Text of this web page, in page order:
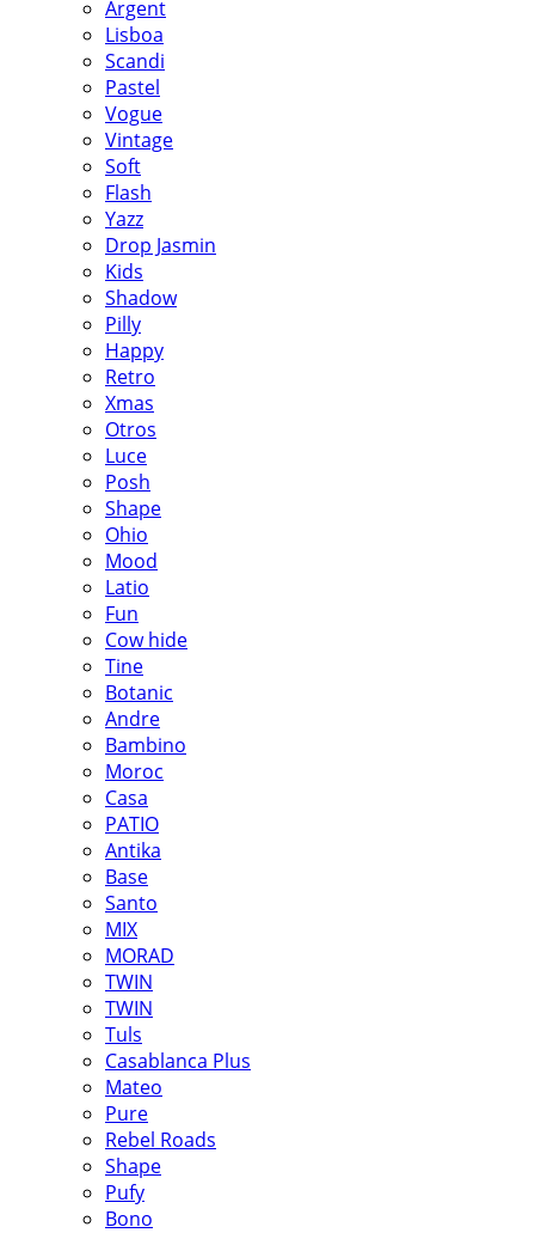
Argent
Lisboa
Scandi
Pastel
Vogue
Vintage
Soft
Flash
Yazz
Drop Jasmin
Kids
Shadow
Pilly
Happy
Retro
Xmas
Otros
Luce
Posh
Shape
Ohio
Mood
Latio
Fun
Cow hide
Tine
Botanic
Andre
Bambino
Moroc
Casa
PATIO
Antika
Base
Santo
MIX
MORAD
TWIN
TWIN
Tuls
Casablanca Plus
Mateo
Pure
Rebel Roads
Shape
Pufy
Bono